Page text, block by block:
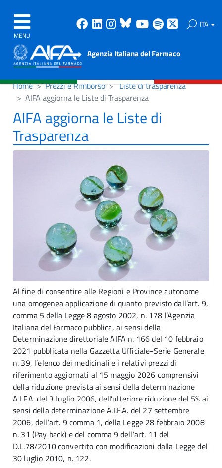
MENU
Facebook
Linkedin
Instagram
Bluesky
Youtube
Spotify ITA
Agenzia Italiana del Farmaco
Home Prezzi e Rimborso
Liste di trasparenza
AIFA aggiorna le Liste di Trasparenza
AIFA aggiorna le Liste di
Trasparenza
Al fine di consentire alle Regioni e Province autonome
una omogenea applicazione di quanto previsto dall’art. 9,
comma 5 della Legge 8 agosto 2002, n. 178 l’Agenzia
Italiana del Farmaco pubblica, ai sensi della
Determinazione direttoriale AIFA n. 166 del 10 febbraio
2021 pubblicata nella Gazzetta Ufficiale-Serie Generale
n. 39, l’elenco dei medicinali e i relativi prezzi di
riferimento aggiornati al 15 maggio 2026 comprensivi
della riduzione prevista ai sensi della determinazione
A.I.F.A. del 3 luglio 2006, dell’ulteriore riduzione del 5% ai
sensi della determinazione A.I.F.A. del 27 settembre
2006, dell’art. 9 comma 1, della Legge 28 febbraio 2008
n. 31 (Pay back) e del comma 9 dell’art. 11 del
D.L.78/2010 convertito con modificazioni dalla Legge del
30 luglio 2010, n. 122.